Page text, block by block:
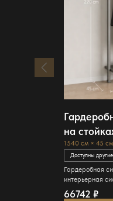
на
1540 см × 45
Доступны
Гардеробная
интерьерная
66742₽